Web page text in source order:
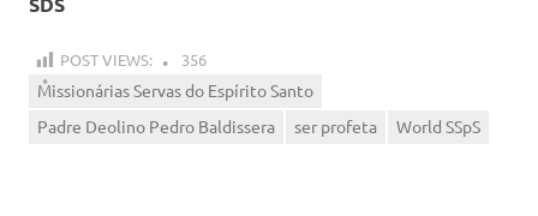
POST VIEWS: 356
Missionárias Servas do Espírito Santo
Padre Deolino Pedro Baldissera
ser profeta World SSpS